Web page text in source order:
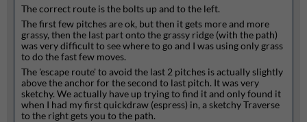
The correct route is the bolts up and to the left.
The first few pitches are ok, but then it gets more and more
grassy, then the last part onto the grassy ridge (with the path)
was very difficult to see where to go and I was using only grass
to do the fast few moves.
The 'escape route' to avoid the last 2 pitches is actually slightly
above the anchor for the second to last pitch. It was very
sketchy. We actually have up trying to find it and only found it
when I had my first quickdraw (espress) in, a sketchy Traverse
to the right gets you to the path.